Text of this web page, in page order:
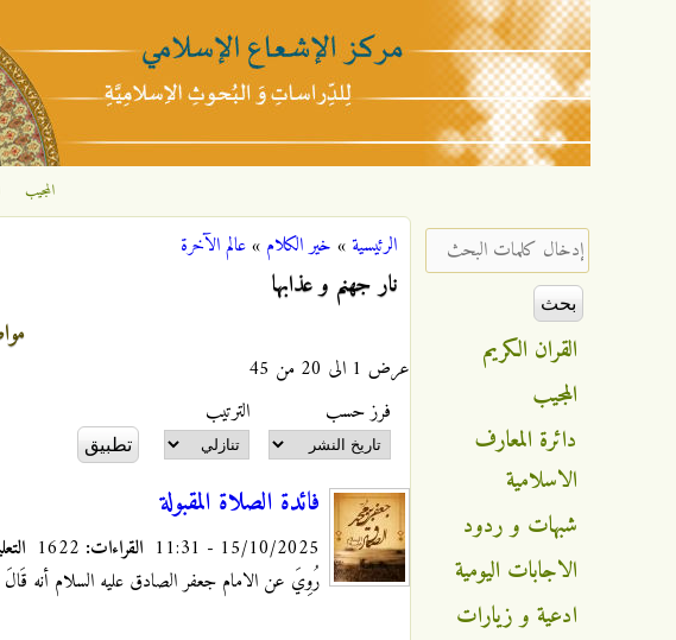
الإشعاع
الإسلامي
المجيب
أنت هنا
الرئيسية» خير الكلام »عالم الآخرة
نار جهنم و عذابها
عرض 1 الى 20 من 45
‏فرز حسب ‏
‏الترتيب ‏
فائدة الصلاة المقبولة
15/10/2025 - 11:31 القراءات:
رُوِيَ عن الامام جعفر الصادق عليه السلام أنه
‏إدخال كلمات البحث ‏
القران الكريم
المجيب
دائرة المعارف
الاسلامية
شبهات و ردود
الاجابات اليومية
ادعية و زيارات